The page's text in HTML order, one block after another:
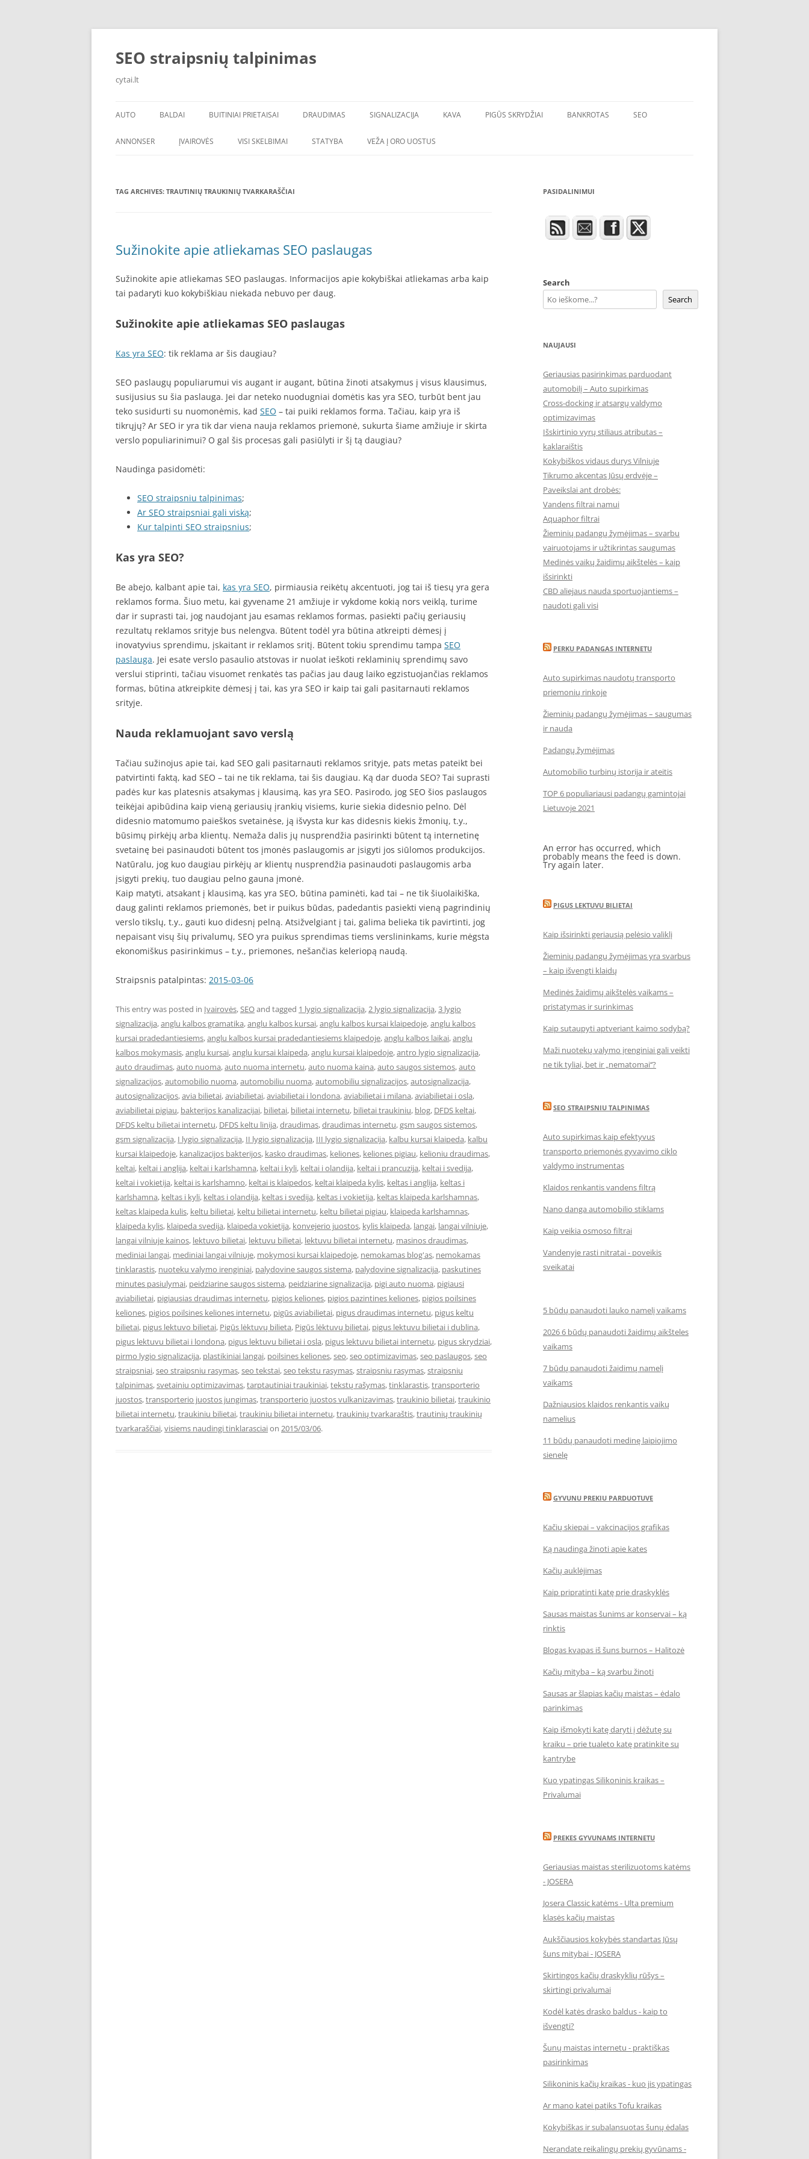
Skip
SEO straipsnių talpinimas
cytai.lt
AUTO
PADANGOS
BALDAI BUITINIAI PRIETAISAI DRAUDIMAS SIGNALIZACIJA KAVA PIGŪS SKRYDŽIAI BANKROTAS SEO
ANNONSER ĮVAIROVĖS VISI SKELBIMAI STATYBA VEŽA Į ORO UOSTUS
TAG ARCHIVES: TRAUTINIŲ TRAUKINIŲ TVARKARAŠČIAI
Sužinokite apie atliekamas SEO paslaugas
Sužinokite apie atliekamas SEO paslaugas. Informacijos apie kokybiškai atliekamas arba kaip
tai padaryti kuo kokybiškiau niekada nebuvo per daug.
Sužinokite apie atliekamas SEO paslaugas
Kas yra SEO: tik reklama ar šis daugiau?
SEO paslaugų populiarumui vis augant ir augant, būtina žinoti atsakymus į visus klausimus,
susijusius su šia paslauga. Jei dar neteko nuodugniai domėtis kas yra SEO, turbūt bent jau
teko susidurti su nuomonėmis, kad SEO – tai puiki reklamos forma. Tačiau, kaip yra iš
tikrųjų? Ar SEO ir yra tik dar viena nauja reklamos priemonė, sukurta šiame amžiuje ir skirta
verslo populiarinimui? O gal šis procesas gali pasiūlyti ir šį tą daugiau?
Naudinga pasidomėti:
SEO straipsniu talpinimas;
Ar SEO straipsniai gali viską;
Kur talpinti SEO straipsnius;
Kas yra SEO?
Be abejo, kalbant apie tai, kas yra SEO, pirmiausia reikėtų akcentuoti, jog tai iš tiesų yra gera
reklamos forma. Šiuo metu, kai gyvename 21 amžiuje ir vykdome kokią nors veiklą, turime
dar ir suprasti tai, jog naudojant jau esamas reklamos formas, pasiekti pačių geriausių
rezultatų reklamos srityje bus nelengva. Būtent todėl yra būtina atkreipti dėmesį į
inovatyvius sprendimu, įskaitant ir reklamos sritį. Būtent tokiu sprendimu tampa SEO
paslauga. Jei esate verslo pasaulio atstovas ir nuolat ieškoti reklaminių sprendimų savo
verslui stiprinti, tačiau visuomet renkatės tas pačias jau daug laiko egzistuojančias reklamos
formas, būtina atkreipkite dėmesį į tai, kas yra SEO ir kaip tai gali pasitarnauti reklamos
srityje.
Nauda reklamuojant savo verslą
Tačiau sužinojus apie tai, kad SEO gali pasitarnauti reklamos srityje, pats metas pateikt bei
patvirtinti faktą, kad SEO – tai ne tik reklama, tai šis daugiau. Ką dar duoda SEO? Tai suprasti
padės kur kas platesnis atsakymas į klausimą, kas yra SEO. Pasirodo, jog SEO šios paslaugos
teikėjai apibūdina kaip vieną geriausių įrankių visiems, kurie siekia didesnio pelno. Dėl
didesnio matomumo paieškos svetainėse, ją išvysta kur kas didesnis kiekis žmonių, t.y.,
būsimų pirkėjų arba klientų. Nemaža dalis jų nusprendžia pasirinkti būtent tą internetinę
svetainę bei pasinaudoti būtent tos įmonės paslaugomis ar įsigyti jos siūlomos produkcijos.
Natūralu, jog kuo daugiau pirkėjų ar klientų nusprendžia pasinaudoti paslaugomis arba
įsigyti prekių, tuo daugiau pelno gauna įmonė.
Kaip matyti, atsakant į klausimą, kas yra SEO, būtina paminėti, kad tai – ne tik šiuolaikiška,
daug galinti reklamos priemonės, bet ir puikus būdas, padedantis pasiekti vieną pagrindinių
verslo tikslų, t.y., gauti kuo didesnį pelną. Atsižvelgiant į tai, galima belieka tik pavirtinti, jog
nepaisant visų šių privalumų, SEO yra puikus sprendimas tiems verslininkams, kurie mėgsta
ekonomiškus pasirinkimus – t.y., priemones, nešančias keleriopą naudą.
Straipsnis patalpintas: 2015-03-06
This entry was posted in Įvairovės,SEOand tagged 1 lygio signalizacija,2 lygio signalizacija,3 lygio
signalizacija,anglu kalbos gramatika,anglu kalbos kursai,anglu kalbos kursai klaipedoje,anglu kalbos
kursai pradedantiesiems,anglu kalbos kursai pradedantiesiems klaipedoje,anglu kalbos laikai,anglu
kalbos mokymasis,anglu kursai,anglu kursai klaipeda,anglu kursai klaipedoje,antro lygio signalizacija,
auto draudimas,auto nuoma,auto nuoma internetu,auto nuoma kaina,auto saugos sistemos,auto
signalizacijos,automobilio nuoma,automobiliu nuoma,automobiliu signalizacijos,autosignalizacija,
autosignalizacijos,avia bilietai,aviabilietai,aviabilietai i londona,aviabilietai i milana,aviabilietai i osla,
aviabilietai pigiau, bakterijos kanalizacijai, bilietai, bilietai internetu, bilietai traukiniu, blog, DFDS keltai,
DFDS keltu bilietai internetu, DFDS keltu linija,draudimas,draudimas internetu,gsm saugos sistemos,
gsm signalizacija, I lygio signalizacija, II lygio signalizacija, III lygio signalizacija, kalbu kursai klaipeda, kalbu
kursai klaipedoje, kanalizacijos bakterijos, kasko draudimas, keliones, keliones pigiau, kelioniu draudimas,
keltai, keltai i anglija, keltai i karlshamna, keltai i kyli, keltai i olandija, keltai i prancuzija, keltai i svedija,
keltai i vokietija, keltai is karlshamno, keltai is klaipedos, keltai klaipeda kylis, keltas i anglija, keltas i
karlshamna, keltas i kyli, keltas i olandija, keltas i svedija, keltas i vokietija, keltas klaipeda karlshamnas,
keltas klaipeda kulis, keltu bilietai, keltu bilietai internetu, keltu bilietai pigiau, klaipeda karlshamnas,
klaipeda kylis, klaipeda svedija, klaipeda vokietija, konvejerio juostos, kylis klaipeda, langai, langai vilniuje,
langai vilniuje kainos, lektuvo bilietai, lektuvu bilietai, lektuvu bilietai internetu, masinos draudimas,
mediniai langai, mediniai langai vilniuje, mokymosi kursai klaipedoje, nemokamas blog'as, nemokamas
tinklarastis, nuoteku valymo irenginiai, palydovine saugos sistema, palydovine signalizacija, paskutines
minutes pasiulymai, peidziarine saugos sistema, peidziarine signalizacija, pigi auto nuoma, pigiausi
aviabilietai, pigiausias draudimas internetu, pigios keliones, pigios pazintines keliones, pigios poilsines
keliones, pigios poilsines keliones internetu, pigūs aviabilietai, pigus draudimas internetu, pigus keltu
bilietai, pigus lektuvo bilietai, Pigūs lėktuvų bilieta, Pigūs lėktuvų bilietai, pigus lektuvu bilietai i dublina,
pigus lektuvu bilietai i londona, pigus lektuvu bilietai i osla, pigus lektuvu bilietai internetu, pigus skrydziai,
pirmo lygio signalizacija, plastikiniai langai, poilsines keliones,seo,seo optimizavimas,seo paslaugos,seo
straipsniai,seo straipsniu rasymas,seo tekstai,seo tekstu rasymas,straipsniu rasymas,straipsniu
talpinimas,svetainiu optimizavimas,tarptautiniai traukiniai,tekstų rašymas,tinklarastis,transporterio
juostos,transporterio juostos jungimas,transporterio juostos vulkanizavimas,traukinio bilietai,traukinio
bilietai internetu,traukiniu bilietai,traukiniu bilietai internetu,traukinių tvarkaraštis,trautinių traukinių
tvarkaraščiai,visiems naudingi tinklarasciaion 2015/03/06.
PASIDALINIMUI
Search
Search
NAUJAUSI
Geriausias pasirinkimas parduodant
automobilį – Auto supirkimas
Cross-docking ir atsargų valdymo
optimizavimas
Išskirtinio vyrų stiliaus atributas –
kaklaraištis
Kokybiškos vidaus durys Vilniuje
Tikrumo akcentas Jūsų erdvėje –
Paveikslai ant drobės:
Vandens filtrai namui
Aquaphor filtrai
Žieminių padangų žymėjimas – svarbu
vairuotojams ir užtikrintas saugumas
Medinės vaikų žaidimų aikštelės – kaip
išsirinkti
CBD aliejaus nauda sportuojantiems –
naudoti gali visi
PERKU PADANGAS INTERNETU
Auto supirkimas naudotų transporto
priemonių rinkoje
Žieminių padangų žymėjimas – saugumas
ir nauda
Padangų žymėjimas
Automobilio turbinų istorija ir ateitis
TOP 6 populiariausi padangų gamintojai
Lietuvoje 2021
An error has occurred, which
probably means the feed is down.
Try again later.
PIGUS LEKTUVU BILIETAI
Kaip išsirinkti geriausią pelėsio valiklį
Žieminių padangų žymėjimas yra svarbus
– kaip išvengti klaidų
Medinės žaidimų aikštelės vaikams –
pristatymas ir surinkimas
Kaip sutaupyti aptveriant kaimo sodybą?
Maži nuotekų valymo įrenginiai gali veikti
ne tik tyliai, bet ir „nematomai‘‘?
SEO STRAIPSNIU TALPINIMAS
Auto supirkimas kaip efektyvus
transporto priemonės gyvavimo ciklo
valdymo instrumentas
Klaidos renkantis vandens filtrą
Nano danga automobilio stiklams
Kaip veikia osmoso filtrai
Vandenyje rasti nitratai - poveikis
sveikatai
5 būdų panaudoti lauko namelį vaikams
2026 6 būdų panaudoti žaidimų aikšteles
vaikams
7 būdų panaudoti žaidimų namelį
vaikams
Dažniausios klaidos renkantis vaikų
namelius
11 būdų panaudoti medinę laipiojimo
sienelę
GYVUNU PREKIU PARDUOTUVE
Kačių skiepai – vakcinacijos grafikas
Ką naudinga žinoti apie kates
Kačių auklėjimas
Kaip pripratinti katę prie draskyklės
Sausas maistas šunims ar konservai – ką
rinktis
Blogas kvapas iš šuns burnos – Halitozė
Kačių mityba – ką svarbu žinoti
Sausas ar šlapias kačių maistas – ėdalo
parinkimas
Kaip išmokyti katę daryti į dėžutę su
kraiku – prie tualeto katę pratinkite su
kantrybe
Kuo ypatingas Silikoninis kraikas –
Privalumai
PREKES GYVUNAMS INTERNETU
Geriausias maistas sterilizuotoms katėms
- JOSERA
Josera Classic katėms - Ulta premium
klasės kačių maistas
Aukščiausios kokybės standartas Jūsų
šuns mitybai - JOSERA
Skirtingos kačių draskyklių rūšys –
skirtingi privalumai
Kodėl katės drasko baldus - kaip to
išvengti?
Šunų maistas internetu - praktiškas
pasirinkimas
Silikoninis kačių kraikas - kuo jis ypatingas
Ar mano katei patiks Tofu kraikas
Kokybiškas ir subalansuotas šunų ėdalas
Nerandate reikalingų prekių gyvūnams -